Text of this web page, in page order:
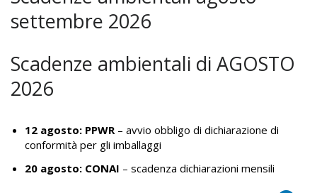
settembre 2026
Scadenze ambientali di AGOSTO
2026
12 agosto: PPWR– avvio obbligo di dichiarazione di
conformità per gli imballaggi
20 agosto: CONAI – scadenza dichiarazioni mensili